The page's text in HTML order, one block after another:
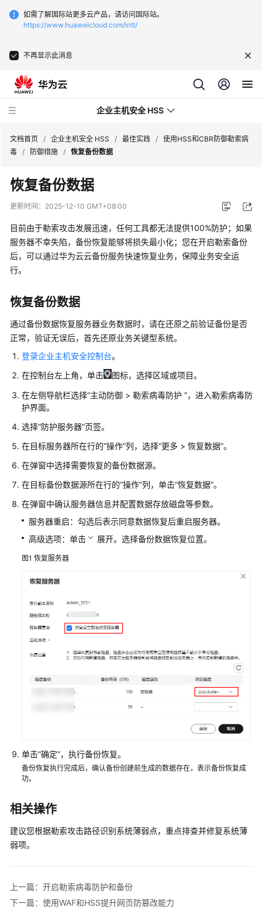
如需了解国际站更多云产品，请访问国际站。
https://www.huaweicloud.com/intl/
不再显示此消息
企业主机安全 HSS
最
新
动
技
术
产
品
介
绍
计
说
明
速
入
用
指
南
针
对
披
露
漏
建
议
文档首页 / 企业主机安全 HSS / 最佳实践 / 使用HSS和CBR防御勒索病
毒 / 防御措施 / 恢复备份数据
恢复备份数据
更新时间： 2025-12-10 GMT+08:00
目前由于勒索攻击发展迅速，任何工具都无法提供100%防护；如果
服务器不幸失陷，备份恢复能够将损失最小化；您在开启勒索备份
后，可以通过华为云云备份服务快速恢复业务，保障业务安全运
行。
恢复备份数据
通过备份数据恢复服务器业务数据时，请在还原之前验证备份是否
正常，验证无误后，首先还原业务关键型系统。
登录企业主机安全控制台。
在控制台左上角，单击
图标，选择区域或项目。
在左侧导航栏选择“主动防御 > 勒索病毒防护 ”，进入勒索病毒防
护界面。
选择“防护服务器”页签。
在目标服务器所在行的“操作”列，选择“更多 > 恢复数据”。
在弹窗中选择需要恢复的备份数据源。
在目标备份数据源所在行的“操作”列，单击“恢复数据”。
在弹窗中确认服务器信息并配置数据存放磁盘等参数。
服务器重启：勾选后表示同意数据恢复后重启服务器。
高级选项：单击
展开。选择备份数据恢复位置。
图1 恢复服务器
单击“确定”，执行备份恢复。
备份恢复执行完成后，确认备份创建前生成的数据存在，表示备份恢复成
功。
相关操作
建议您根据勒索攻击路径识别系统薄弱点，重点排查并修复系统薄
弱项。
上一篇：开启勒索病毒防护和备份
下一篇：使用WAF和HSS提升网页防篡改能力